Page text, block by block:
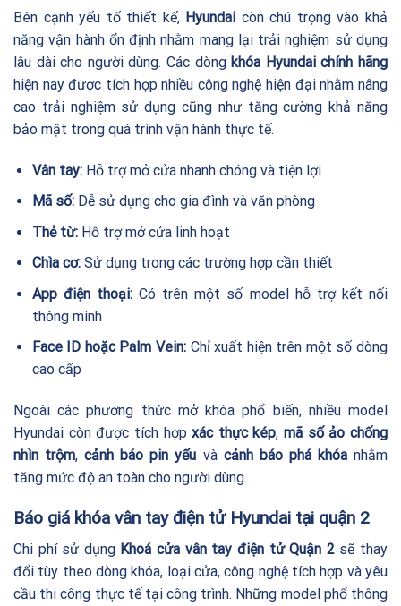
Bên cạnh yếu tố thiết kế, Hyundai còn chú trọng vào khả
năng vận hành ổn định nhằm mang lại trải nghiệm sử dụng
lâu dài cho người dùng. Các dòngkhóa Hyundai chính hãng
hiện nay được tích hợp nhiều công nghệ hiện đại nhằm nâng
cao trải nghiệm sử dụng cũng như tăng cường khả năng
bảo mật trong quá trình vận hành thực tế.
Vân tay:Hỗ trợ mở cửa nhanh chóng và tiện lợi
Mã số:Dễ sử dụng cho gia đình và văn phòng
Thẻ từ:Hỗ trợ mở cửa linh hoạt
Chìa cơ:Sử dụng trong các trường hợp cần thiết
App điện thoại: Có trên một số model hỗ trợ kết nối
thông minh
Face ID hoặc Palm Vein: Chỉ xuất hiện trên một số dòng
cao cấp
Ngoài các phương thức mở khóa phổ biến, nhiều model
Hyundai còn được tích hợpxác thực kép,mã số ảo chống
nhìn trộm,cảnh báo pin yếu và cảnh báo phá khóanhằm
tăng mức độ an toàn cho người dùng.
Báo giá khóa vân tay điện tử Hyundai tại quận 2
Chi phí sử dụng Khoá cửa vân tay điện tử Quận 2sẽ thay
đổi tùy theo dòng khóa, loại cửa, công nghệ tích hợp và yêu
cầu thi công thực tế tại công trình. Những model phổ thông